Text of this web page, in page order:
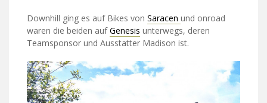
Downhill ging es auf Bikes von Saracen und onroad
waren die beiden aufGenesis unterwegs, deren
Teamsponsor und Ausstatter Madison ist.